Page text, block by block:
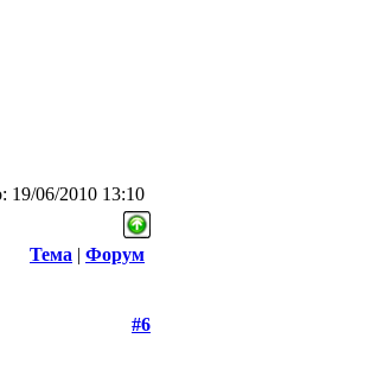
19/06/2010 13:10
Тема | Форум
#6